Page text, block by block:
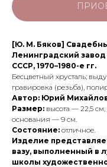
[Ю. М. Бяков]
Ленинградский
СССР, 1970–1980-е гг.
Бесцветный хрусталь;
гравировка (резьба),
Автор: Юрий
Размер: высота — 22,5
основания — 9 см.
Состояние: отличное.
Изделие
вазу, выполненный в
школы